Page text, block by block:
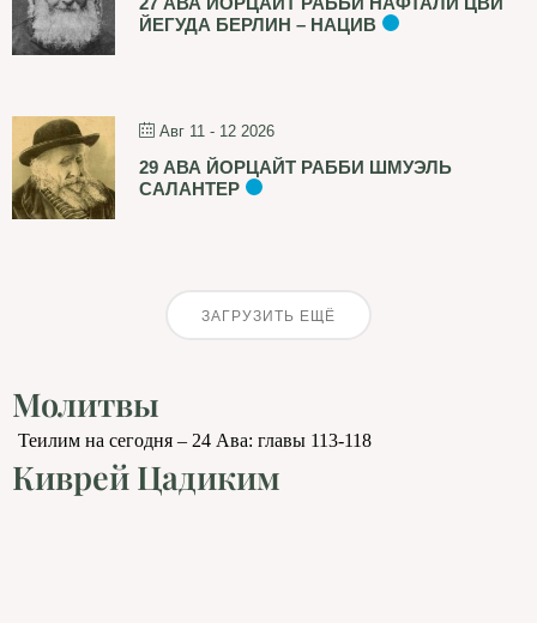
ЙЕГУДА БЕРЛИН – НАЦИВ
Авг 11 - 12 2026
29 АВА ЙОРЦАЙТ РАББИ ШМУЭЛЬ
САЛАНТЕР
ЗАГРУЗИТЬ ЕЩЁ
Молитвы
Теилим на сегодня – 24 Ава: главы 113-118
Киврей Цадиким